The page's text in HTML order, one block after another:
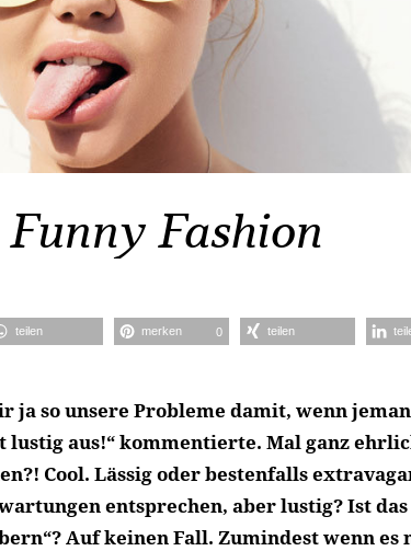
Fashion
teilen merken 0 teilen
ja so unsere Probleme damit, wenn
lustig aus!“ kommentierte. Mal ganz
Cool. Lässig oder bestenfalls
entsprechen, aber lustig? Ist
Auf keinen Fall. Zumindest wenn es